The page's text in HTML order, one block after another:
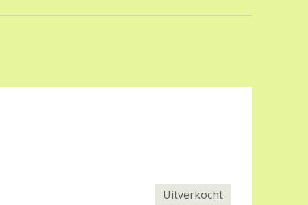
Uitverkocht